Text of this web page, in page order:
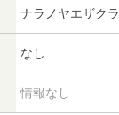
ナラノヤエザクラ
なし
情報なし